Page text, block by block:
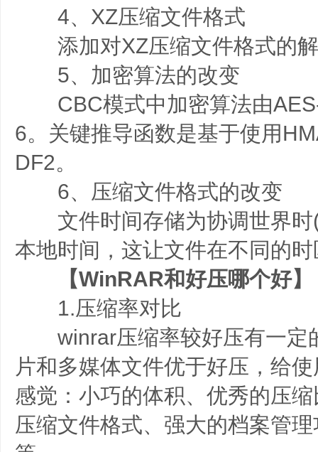
4、XZ压缩文件格式
添加对XZ压缩文件格式的解
5、加密算法的改变
CBC模式中加密算法由
6。关键推导函数是基于使用
DF2。
6、压缩文件格式的改变
文件时间存储为协调世界时
本地时间，这让文件在不同的
【WinRAR和好压哪个好】
1.压缩率对比
winrar压缩率较好压有一定
片和多媒体文件优于好压，给
感觉：小巧的体积、优秀的压
压缩文件格式、强大的档案管